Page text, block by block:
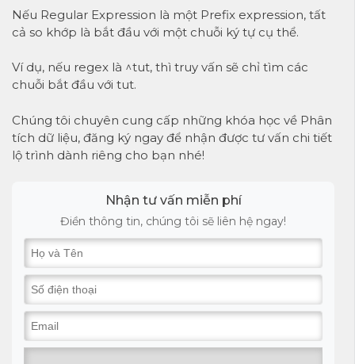
Nếu Regular Expression là một Prefix expression, tất
cả so khớp là bắt đầu với một chuỗi ký tự cụ thể.
Ví dụ, nếu regex là ^tut, thì truy vấn sẽ chỉ tìm các
chuỗi bắt đầu với tut.
Chúng tôi chuyên cung cấp những khóa học về Phân
tích dữ liệu, đăng ký ngay để nhận được tư vấn chi tiết
lộ trình dành riêng cho bạn nhé!
Nhận tư vấn miễn phí
Điền thông tin, chúng tôi sẽ liên hệ ngay!